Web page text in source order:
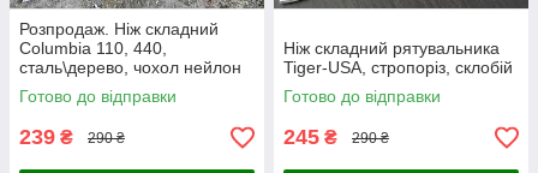
Розпродаж. Ніж складний
Columbia 110, 440,
сталь\дерево, чохол нейлон
Готово до відправки
239 ₴ 290 ₴
Ніж складний рятувальника
Tiger-USA, стропоріз, склобій
Готово до відправки
245 ₴ 290 ₴